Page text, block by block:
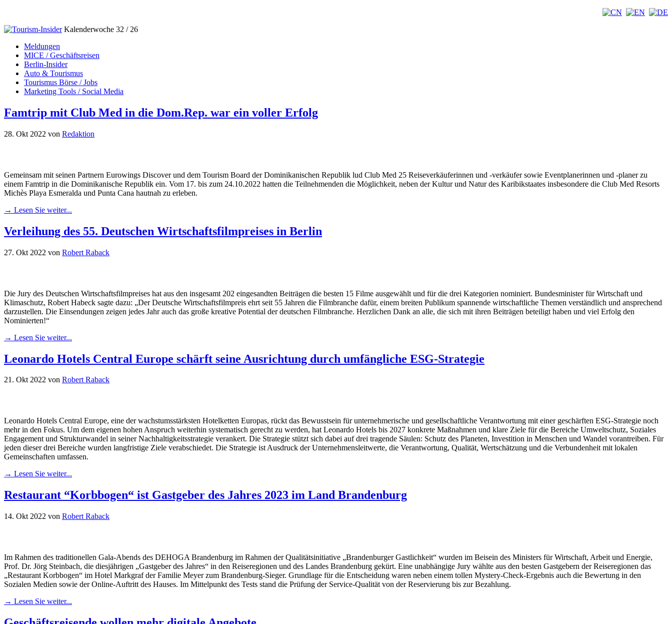
Kalenderwoche 32 / 26
Meldungen
MICE / Geschäftsreisen
Berlin-Insider
Auto & Tourismus
Tourismus Börse / Jobs
Marketing Tools / Social Media
Famtrip mit Club Med in die Dom.Rep. war ein voller Erfolg
28. Okt 2022 von Redaktion
Gemeinsam mit seinen Partnern Eurowings Discover und dem Tourism Board der Dominikanischen Republik lud Club Med 25 Reiseverkäuferinnen und -verkäufer sowie Eventplanerinnen und -planer zu
einem Famtrip in die Dominikanische Republik ein. Vom 17. bis zum 24.10.2022 hatten die Teilnehmenden die Möglichkeit, neben der Kultur und Natur des Karibikstaates insbesondere die Club Med Resorts
Michès Playa Esmeralda und Punta Cana hautnah zu erleben.
→ Lesen Sie weiter...
Verleihung des 55. Deutschen Wirtschaftsfilmpreises in Berlin
27. Okt 2022 von Robert Raback
Die Jury des Deutschen Wirtschaftsfilmpreises hat aus den insgesamt 202 eingesandten Beiträgen die besten 15 Filme ausgewählt und für die drei Kategorien nominiert. Bundesminister für Wirtschaft und
Klimaschutz, Robert Habeck sagte dazu: „Der Deutsche Wirtschaftsfilmpreis ehrt seit 55 Jahren die Filmbranche dafür, einem breiten Publikum spannende wirtschaftliche Themen verständlich und ansprechend
darzustellen. Die Einsendungen zeigen jedes Jahr auch das große kreative Potential der deutschen Filmbranche. Herzlichen Dank an alle, die sich mit ihren Beiträgen beteiligt haben und viel Erfolg den
Nominierten!“
→ Lesen Sie weiter...
Leonardo Hotels Central Europe schärft seine Ausrichtung durch umfängliche ESG-Strategie
21. Okt 2022 von Robert Raback
Leonardo Hotels Central Europe, eine der wachstumsstärksten Hotelketten Europas, rückt das Bewusstsein für unternehmerische und gesellschaftliche Verantwortung mit einer geschärften ESG-Strategie noch
mehr in den Fokus. Um dem eigenen hohen Anspruch weiterhin systematisch gerecht zu werden, hat Leonardo Hotels bis 2027 konkrete Maßnahmen und klare Ziele für die Bereiche Umweltschutz, Soziales
Engagement und Strukturwandel in seiner Nachhaltigkeitsstrategie verankert. Die Strategie stützt sich dabei auf drei tragende Säulen: Schutz des Planeten, Investition in Menschen und Wandel vorantreiben. Für
jeden dieser drei Bereiche wurden langfristige Ziele verabschiedet. Die Strategie ist Ausdruck der Unternehmensleitwerte, die Verantwortung, Qualität, Wertschätzung und die Verbundenheit mit lokalen
Gemeinschaften umfassen.
→ Lesen Sie weiter...
Restaurant “Korbbogen“ ist Gastgeber des Jahres 2023 im Land Brandenburg
14. Okt 2022 von Robert Raback
Im Rahmen des traditionellen Gala-Abends des DEHOGA Brandenburg im Rahmen der Qualitätsinitiative „Brandenburger Gastlichkeit“ wurden im Beisein des Ministers für Wirtschaft, Arbeit und Energie,
Prof. Dr. Jörg Steinbach, die diesjährigen „Gastgeber des Jahres“ in den Reiseregionen und des Landes Brandenburg gekürt. Eine unabhängige Jury wählte aus den besten Gastgebern der Reiseregionen das
„Restaurant Korbbogen“ im Hotel Markgraf der Familie Meyer zum Brandenburg-Sieger. Grundlage für die Entscheidung waren neben einem tollen Mystery-Check-Ergebnis auch die Bewertung in den
Sozialen Medien sowie der Online-Auftritt des Hauses. Im Mittelpunkt des Tests stand die Prüfung der Service-Qualität von der Reservierung bis zur Bezahlung.
→ Lesen Sie weiter...